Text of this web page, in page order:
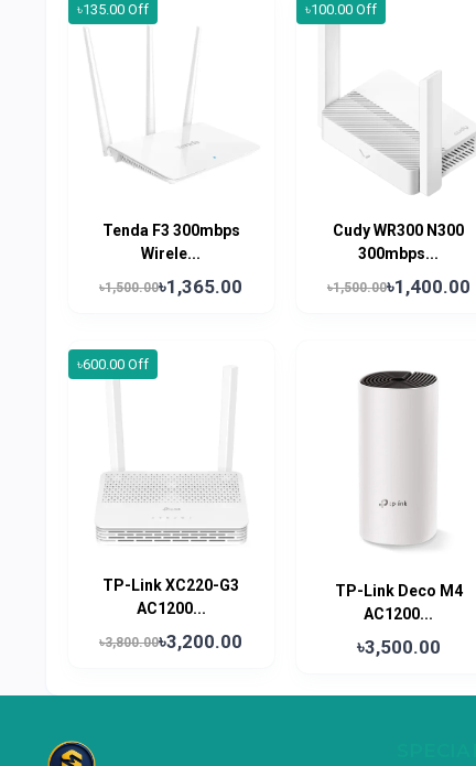
৳135.00 Off
Tenda F3 300mbps
Wirele...
৳1,500.00৳1,365.00
৳100.00 Off
Cudy WR300 N300
300mbps...
৳1,500.00৳1,400.00
৳600.00 Off
TP-Link XC220-G3
AC1200...
৳3,800.00৳3,200.00
TP-Link Deco M4
AC1200...
৳3,500.00